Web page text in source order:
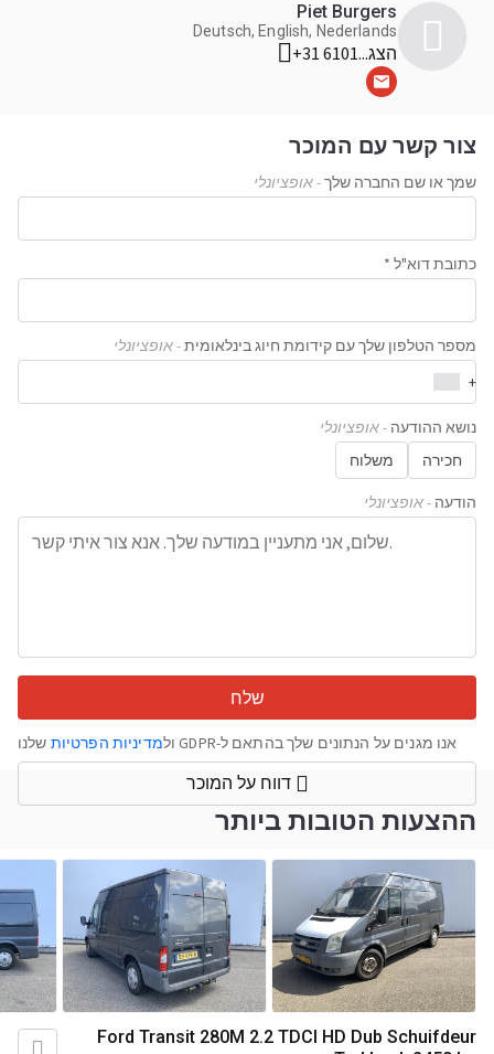
Piet Burgers
Deutsch, English, Nederlands
+31 6101...הצג
צור קשר עם המוכר
שמך או שם החברה שלך- אופציונלי
כתובת דוא"ל *
מספר הטלפון שלך עם קידומת חיוג בינלאומית- אופציונלי
+
נושא ההודעה - אופציונלי
חכירה משלוח
הודעה - אופציונלי
שלח
אנו מגנים על הנתונים שלך בהתאם ל-GDPR ול מדיניות הפרטיות שלנו
דווח על המוכר
ההצעות הטובות ביותר
Ford Transit 280M 2.2 TDCI HD Dub Schuifdeur